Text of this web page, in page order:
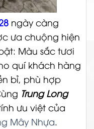
ngày càng
ưa chuộng hiện
Màu sắc tươi
quí khách hàng
bỉ, phù hợp
Trung Long
ưu việt của
Mây Nhựa.